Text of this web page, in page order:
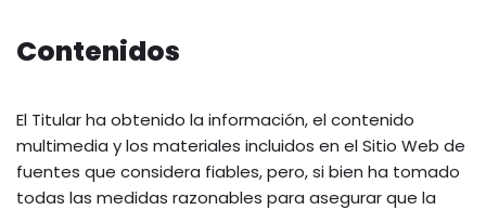
Contenidos
El Titular ha obtenido la información, el contenido
multimedia y los materiales incluidos en el Sitio Web de
fuentes que considera fiables, pero, si bien ha tomado
todas las medidas razonables para asegurar que la